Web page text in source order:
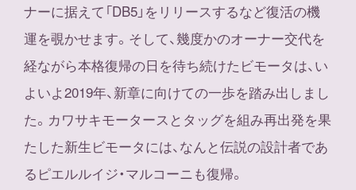
ナーに据えて「DB5」をリリースするなど復活の機
運を覗かせます。そして、幾度かのオーナー交代を
経ながら本格復帰の日を待ち続けたビモータは、い
よいよ2019年、新章に向けての一歩を踏み出しまし
た。カワサキモータースとタッグを組み再出発を果
たした新生ビモータには、なんと伝説の設計者であ
るピエルルイジ・マルコーニも復帰。